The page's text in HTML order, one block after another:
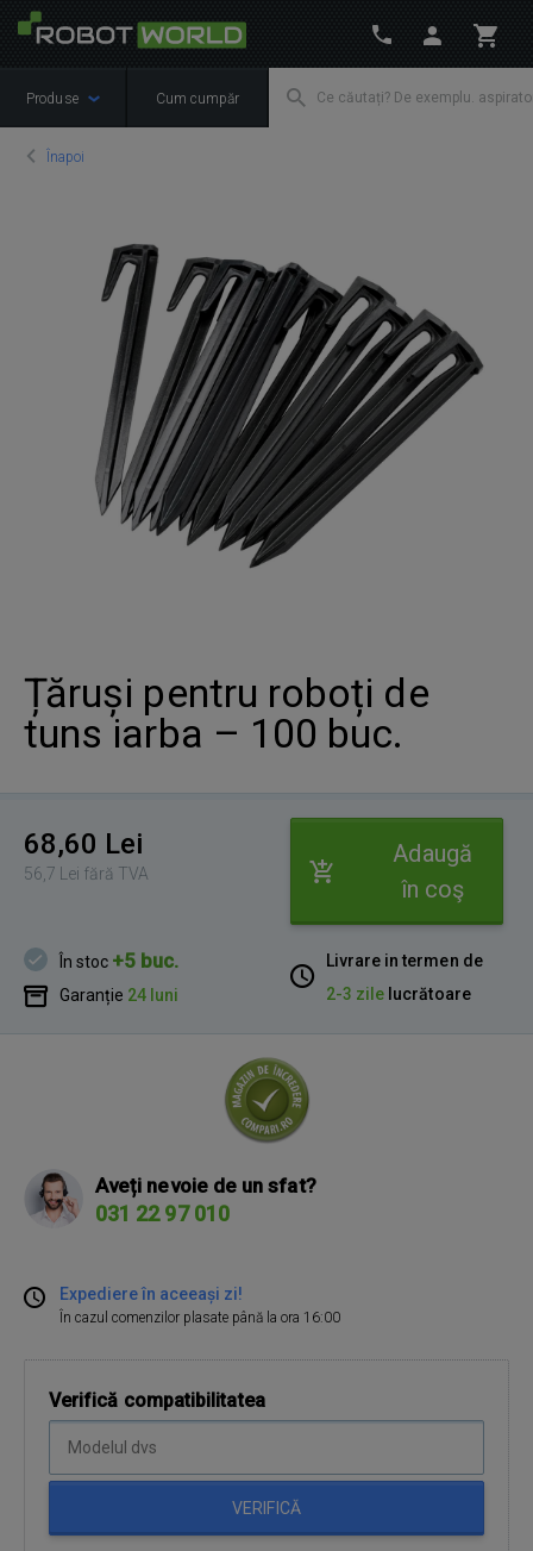
Produse Cum cumpăr
Înapoi
Țăruși pentru roboți de
tuns iarba – 100 buc.
68,60 Lei
56,7 Lei fără TVA
Adaugă
în coş
În stoc +5 buc.
Garanție 24 luni
Livrare in termen de
2-3 zile lucrătoare
Aveți nevoie de un sfat?
031 22 97 010
Expediere în aceeași zi!
În cazul comenzilor plasate până la ora 16:00
Verifică compatibilitatea
VERIFICĂ